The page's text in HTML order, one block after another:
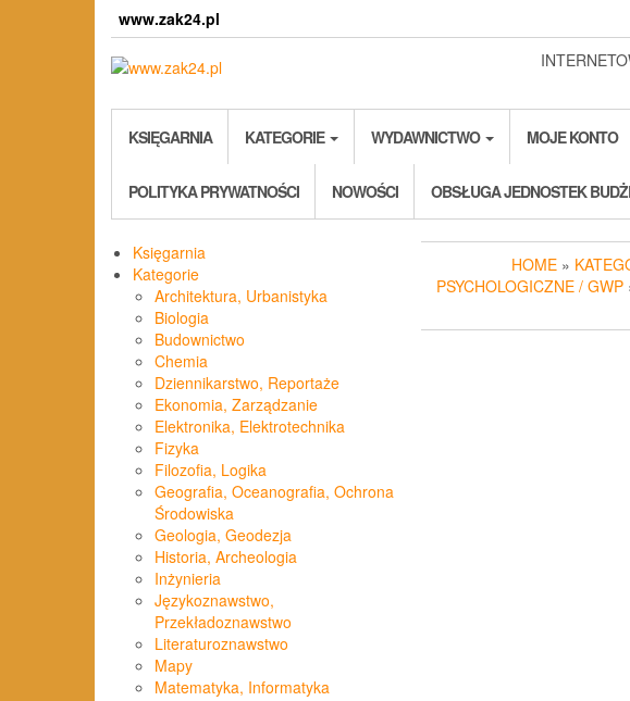
www.zak24.pl
KSIĘGARNIA KATEGORIE WYDAWNICTWO MOJE KONTO
POLITYKA PRYWATNOŚCI NOWOŚCI OBSŁUGA JEDNOSTEK
Księgarnia
Kategorie
Architektura, Urbanistyka
Biologia
Budownictwo
Chemia
Dziennikarstwo, Reportaże
Ekonomia, Zarządzanie
Elektronika, Elektrotechnika
Fizyka
Filozofia, Logika
Geografia, Oceanografia, Ochrona
Środowiska
Geologia, Geodezja
Historia, Archeologia
Inżynieria
Językoznawstwo,
Przekładoznawstwo
Literaturoznawstwo
Mapy
Matematyka, Informatyka
HOME »
PSYCHOLOGICZNE / GWP